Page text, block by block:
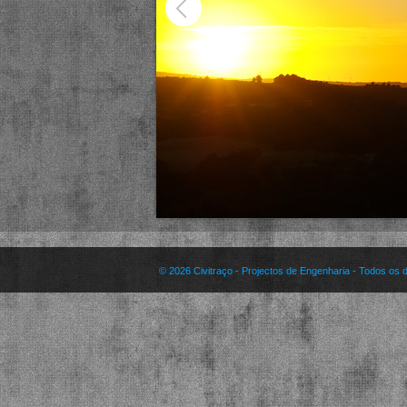
© 2026 Civitraço - Projectos de Engenharia - Todos os